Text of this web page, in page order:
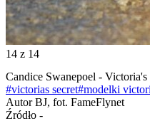
14 z 14
Candice Swanepoel - Victoria's
#victorias secret#modelki
Autor BJ, fot. FameFlynet
Źródło -